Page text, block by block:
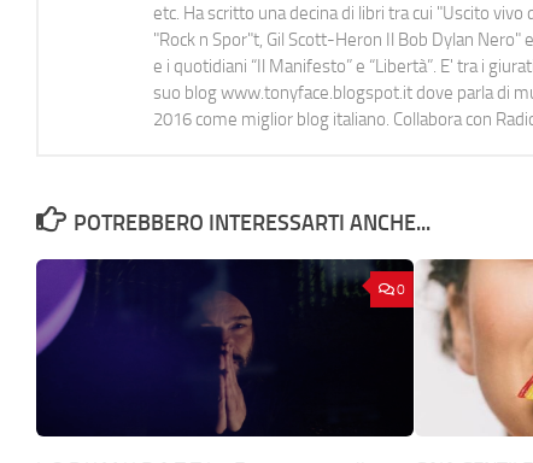
etc. Ha scritto una decina di libri tra cui "Uscito vivo
"Rock n Spor"t, Gil Scott-Heron Il Bob Dylan Nero"
e i quotidiani “Il Manifesto” e “Libertà”. E' tra i
suo blog www.tonyface.blogspot.it dove parla di
2016 come miglior blog italiano. Collabora con
POTREBBERO INTERESSARTI ANCHE...
0